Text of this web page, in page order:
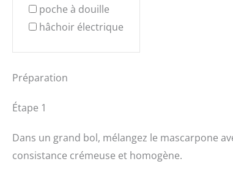
poche à douille
hâchoir électrique
Préparation
Étape 1
Dans un grand bol, mélangez le mascarpone
consistance crémeuse et homogène.